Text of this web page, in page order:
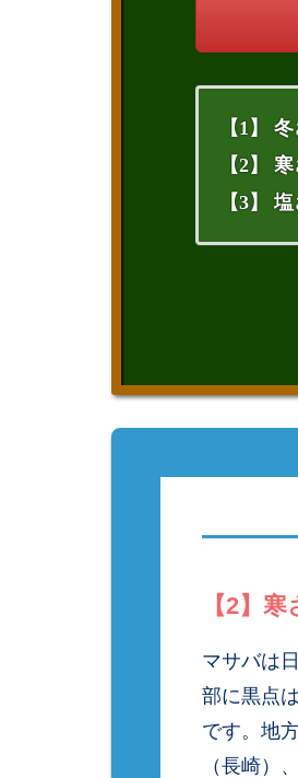
【1】
【2】
【3】
【2】
マサバは
部に黒点
です。地
（長崎）